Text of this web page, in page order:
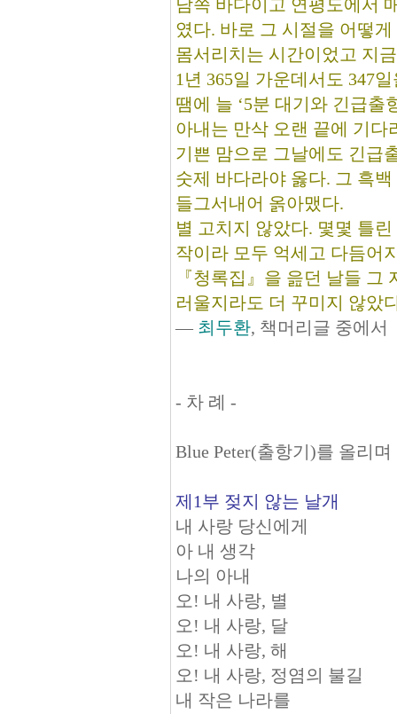
남쪽 바다이고 연평도에서
였다. 바로 그 시절을 어떻
몸서리치는 시간이었고 지
1년 365일 가운데서도 347
땜에 늘 ‘5분 대기와 긴급출
아내는 만삭 오랜 끝에 기
기쁜 맘으로 그날에도 긴급
숫제 바다라야 옳다. 그 흑
들그서내어 옭아맸다.
별 고치지 않았다. 몇몇 틀
작이라 모두 억세고 다듬어
『청록집』을 읊던 날들
러울지라도 더 꾸미지 않았
― 최두환, 책머리글 중에서
- 차 례 -
Blue Peter(출항기)를 올리며
제1부 젖지 않는 날개
내 사랑 당신에게
아 내 생각
나의 아내
오! 내 사랑, 별
오! 내 사랑, 달
오! 내 사랑, 해
오! 내 사랑, 정염의 불길
내 작은 나라를